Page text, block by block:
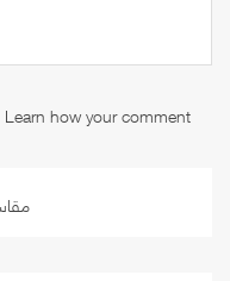
Learn how your comment